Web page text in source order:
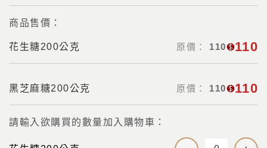
商品售價：
花生糖200公克 原價： 110 110
黑芝麻糖200公克 原價： 110 110
請輸入欲購買的數量加入購物車：